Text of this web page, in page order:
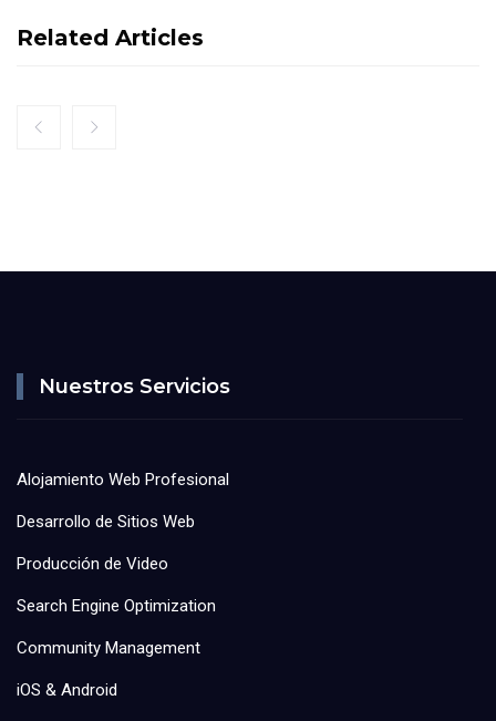
Related Articles
Nuestros Servicios
Alojamiento Web Profesional
Desarrollo de Sitios Web
Producción de Video
Search Engine Optimization
Community Management
iOS & Android